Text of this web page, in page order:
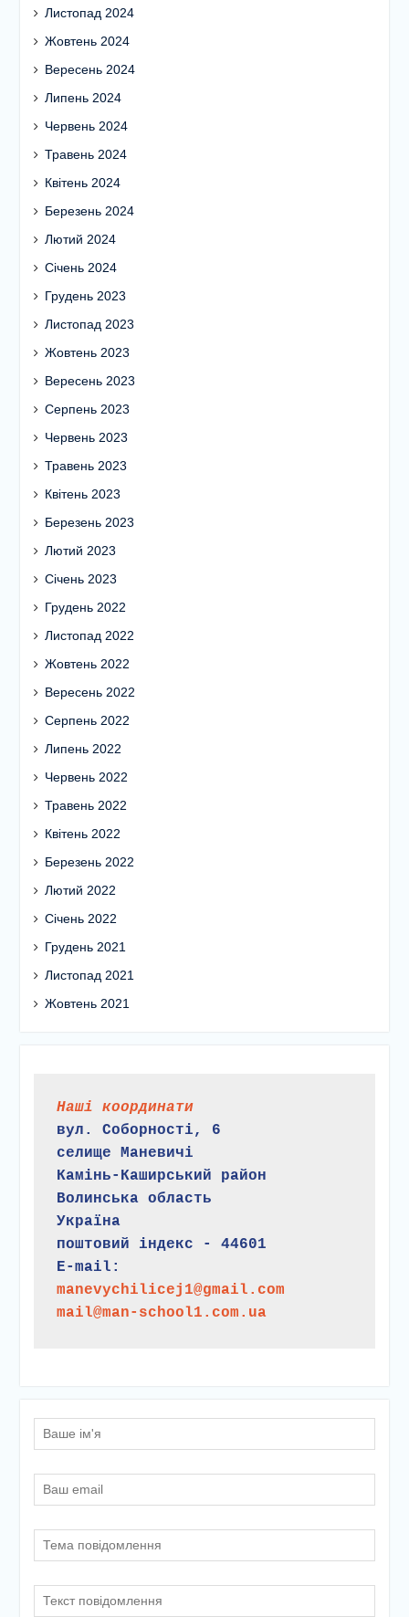
Листопад 2024
Жовтень 2024
Вересень 2024
Липень 2024
Червень 2024
Травень 2024
Квітень 2024
Березень 2024
Лютий 2024
Січень 2024
Грудень 2023
Листопад 2023
Жовтень 2023
Вересень 2023
Серпень 2023
Червень 2023
Травень 2023
Квітень 2023
Березень 2023
Лютий 2023
Січень 2023
Грудень 2022
Листопад 2022
Жовтень 2022
Вересень 2022
Серпень 2022
Липень 2022
Червень 2022
Травень 2022
Квітень 2022
Березень 2022
Лютий 2022
Січень 2022
Грудень 2021
Листопад 2021
Жовтень 2021
Наші координати
вул. Соборності, 6
селище Маневичі
Камінь-Каширський район
Волинська область
Україна
поштовий індекс - 44601
E-mail:
manevychilicej1@gmail.com
mail@man-school1.com.ua